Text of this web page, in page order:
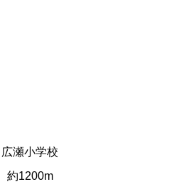
広瀬小学校
約1200m